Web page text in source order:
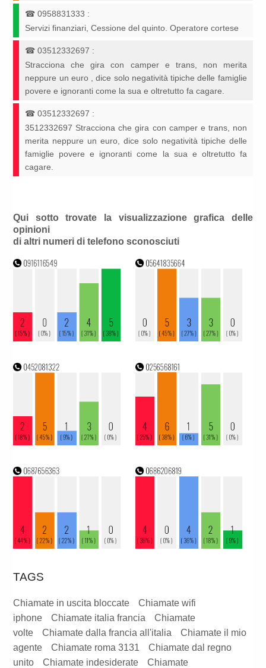
☎0958831333 :
Servizi finanziari, Cessione del quinto. Operatore cortese
☎03512332697 :
Stracciona che gira con camper e trans, non merita
neppure un euro , dice solo negatività tipiche delle famiglie
povere e ignoranti come la sua e oltretutto fa cagare.
☎03512332697 :
3512332697 Stracciona che gira con camper e trans, non
merita neppure un euro, dice solo negatività tipiche delle
famiglie povere e ignoranti come la sua e oltretutto fa
cagare.
Qui sotto trovate la visualizzazione grafica delle
opinioni
di altri numeri di telefono sconosciuti
TAGS
Chiamate in uscita bloccate
Chiamate wifi
iphone
Chiamate italia francia
Chiamate
volte
Chiamate dalla francia all'italia
Chiamate il mio
agente
Chiamate roma 3131
Chiamate dal regno
unito
Chiamate indesiderate Chiamate